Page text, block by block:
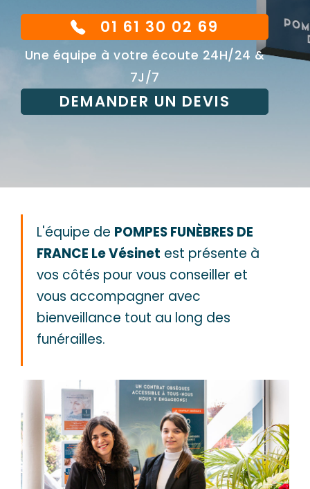
01 61 30 02 69
Une équipe à votre écoute 24H/24 &
7J/7
DEMANDER UN DEVIS
L'équipe de POMPES FUNÈBRES DE
FRANCE Le Vésinet est présente à
vos côtés pour vous conseiller et
vous accompagner avec
bienveillance tout au long des
funérailles.